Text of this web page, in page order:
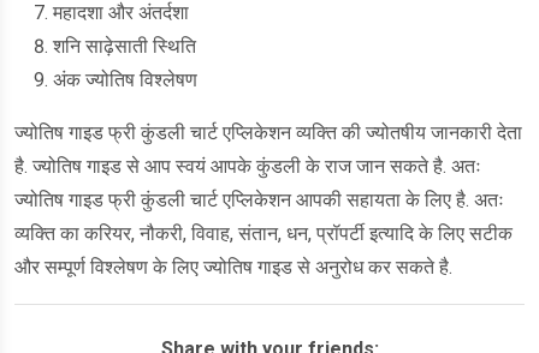
महादशा और अंतर्दशा
शनि साढ़ेसाती स्थिति
अंक ज्योतिष विश्लेषण
ज्योतिष गाइड फ्री कुंडली चार्ट एप्लिकेशन व्यक्ति की ज्योतषीय जानकारी देता
है. ज्योतिष गाइड से आप स्वयं आपके कुंडली के राज जान सकते है. अतः
ज्योतिष गाइड फ्री कुंडली चार्ट एप्लिकेशन आपकी सहायता के लिए है. अतः
व्यक्ति का करियर, नौकरी, विवाह, संतान, धन, प्रॉपर्टी इत्यादि के लिए सटीक
और सम्पूर्ण विश्लेषण के लिए ज्योतिष गाइड से अनुरोध कर सकते है.
Share with your friends: